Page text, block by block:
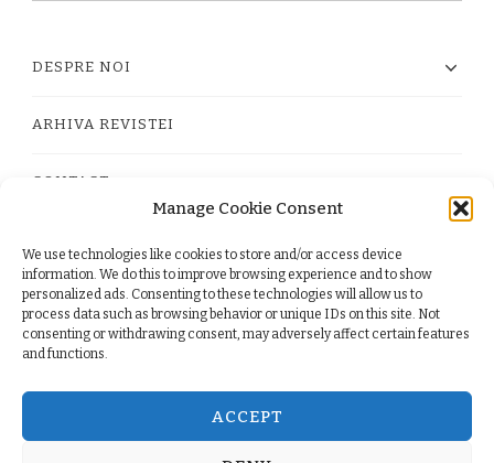
Manage Cookie Consent
We use technologies like cookies to store and/or access device
information. We do this to improve browsing experience and to show
personalized ads. Consenting to these technologies will allow us to
process data such as browsing behavior or unique IDs on this site. Not
consenting or withdrawing consent, may adversely affect certain features
and functions.
ACCEPT
DESPRE NOI
ARHIVA REVISTEI
CONTACT
PRIVACY POLICY
TERMS